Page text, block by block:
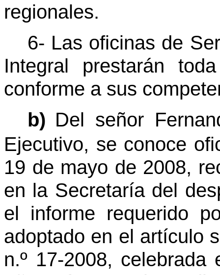
regionales.
6- Las oficinas de
Integral prestarán
conforme a sus
b) Del señor
Ejecutivo, se conoce
19 de mayo de 2008,
en la Secretaría del
el informe requerido
adoptado en el artículo
n.º 17-2008,